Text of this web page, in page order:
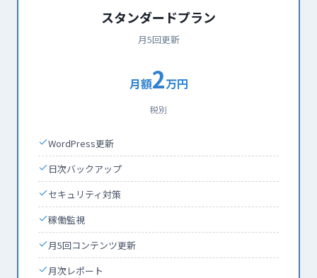
スタンダードプラン
月5回更新
月額2万円
税別
WordPress更新
日次バックアップ
セキュリティ対策
稼働監視
月5回コンテンツ更新
月次レポート